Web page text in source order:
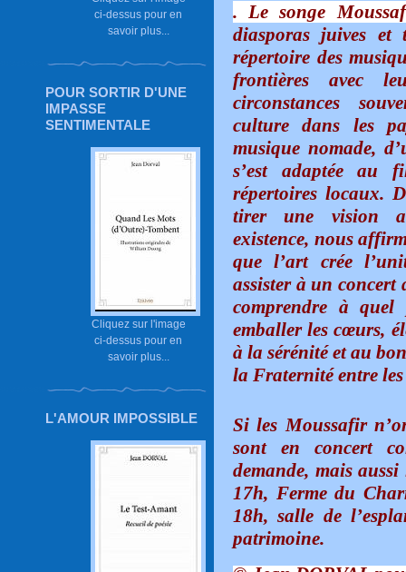
ci-dessus pour en
savoir plus...
POUR SORTIR D'UNE
IMPASSE
SENTIMENTALE
Cliquez sur l'image
ci-dessus pour en
savoir plus...
L'AMOUR IMPOSSIBLE
. Le songe
diasporas juives et
répertoire des
frontières avec
circonstances
culture dans les
musique nomade,
s’est adaptée au
répertoires locaux.
tirer une vision
existence, nous
que l’art crée
assister à un concert
comprendre à quel
emballer les cœurs,
à la sérénité et au
la Fraternité entre
Si les Moussafir
sont en concert
demande, mais
17h, Ferme du
18h, salle de
patrimoine.